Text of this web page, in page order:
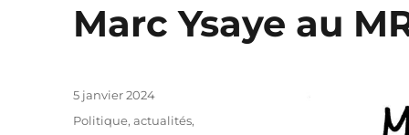
Marc Ysaye au
Publié
5 janvier 2024
Catégories
Politique, actualités,